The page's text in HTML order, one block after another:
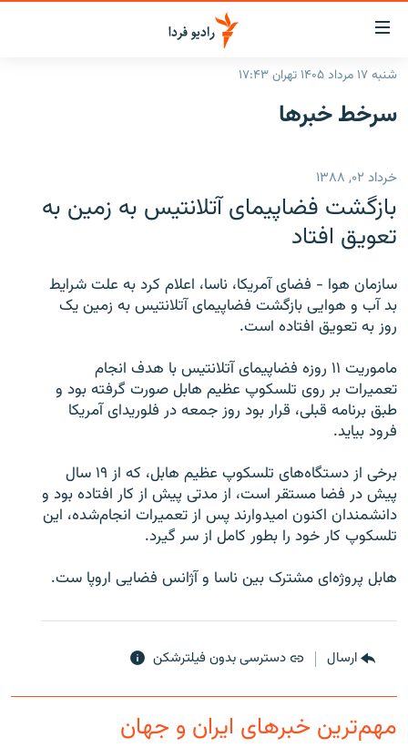
لینک‌های
قابلیت
دسترسی
بازگشت
اصلی
رفتن
صفحه
ایران
رادیو
انتخاب کنید و بشنوید
فرکانس‌ها
پادکست
گزارش‌های تصویری
گزارش‌های ویدئویی
زنان فردا
English
به ما بپیوندید
زبان‌های دیگر
شنبه ۱۷ مرداد ۱۴۰۵ تهران ۱۷:۴۳
سرخط‌ خبرها
خرداد ۰۲, ۱۳۸۸
بازگشت فضاپیمای آتلانتیس به زمین به
تعویق افتاد
سازمان هوا - فضای آمریکا، ‌ناسا، اعلام کرد به علت شرایط
بد آب و هوایی بازگشت فضاپیمای آتلانتیس به زمین یک
روز به تعویق افتاده است.
ماموریت ۱۱ روزه فضاپیمای آتلانتیس با هدف انجام
تعمیرات بر روی تلسکوپ عظیم هابل صورت گرفته بود و
طبق برنامه قبلی، قرار بود روز جمعه در فلوریدای آمریکا
فرود بیاید.
برخی از دستگاه‌های تلسكوپ عظيم هابل، كه از ۱۹ سال
پيش در فضا مستقر است، از مدتى پیش از كار افتاده بود و
دانشمندان اکنون امیدوارند پس از تعمیرات انجام‌شده، این
تلسکوپ کار خود را بطور کامل از سر گیرد.
هابل پروژه‌ای مشترک بين ناسا و آژانس فضایی اروپا ست.
ارسال دسترسی بدون فیلترشکن
مهم‌ترین خبرهای ایران و جهان